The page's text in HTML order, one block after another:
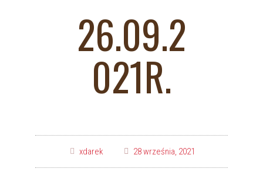
26.09.2
021R.
xdarek 28 września, 2021